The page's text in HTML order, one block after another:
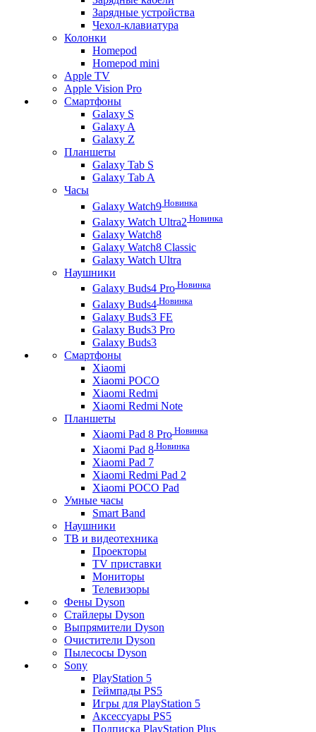
Зарядные устройства
Чехол-клавиатура
Колонки
Homepod
Homepod mini
Apple TV
Apple Vision Pro
Смартфоны
Galaxy S
Galaxy A
Galaxy Z
Планшеты
Galaxy Tab S
Galaxy Tab A
Часы
Galaxy Watch9 Новинка
Galaxy Watch Ultra2 Новинка
Galaxy Watch8
Galaxy Watch8 Classic
Galaxy Watch Ultra
Наушники
Galaxy Buds4 Pro Новинка
Galaxy Buds4 Новинка
Galaxy Buds3 FE
Galaxy Buds3 Pro
Galaxy Buds3
Смартфоны
Xiaomi
Xiaomi POCO
Xiaomi Redmi
Xiaomi Redmi Note
Планшеты
Xiaomi Pad 8 Pro Новинка
Xiaomi Pad 8 Новинка
Xiaomi Pad 7
Xiaomi Redmi Pad 2
Xiaomi POCO Pad
Умные часы
Smart Band
Наушники
ТВ и видеотехника
Проекторы
TV приставки
Мониторы
Телевизоры
Фены Dyson
Стайлеры Dyson
Выпрямители Dyson
Очистители Dyson
Пылесосы Dyson
Sony
PlayStation 5
Геймпады PS5
Игры для PlayStation 5
Аксессуары PS5
Подписка PlayStation Plus